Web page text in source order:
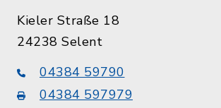
Kieler Straße 18
24238 Selent
04384 59790
04384 597979